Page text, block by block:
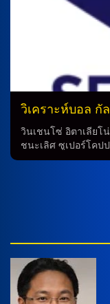
ข้อมูลเพิ่มเติม […]
ล่าสุด โดยทีมคริสตั
เกิดความสัมพันธ์ที่น่
วิเคราะห์ฟุตบอล ก
วิเคราะห์บอล กั
ซาสซูโอโล่
วินเชนโซ่ อิตาเลีย
ชนะเลิศ ซูเปอร์โคป
มา เกมนี้จะไม่มี ทอร์
ล่า โมโร กลับมาเป็
ฟับเบียน, โจนาธาน